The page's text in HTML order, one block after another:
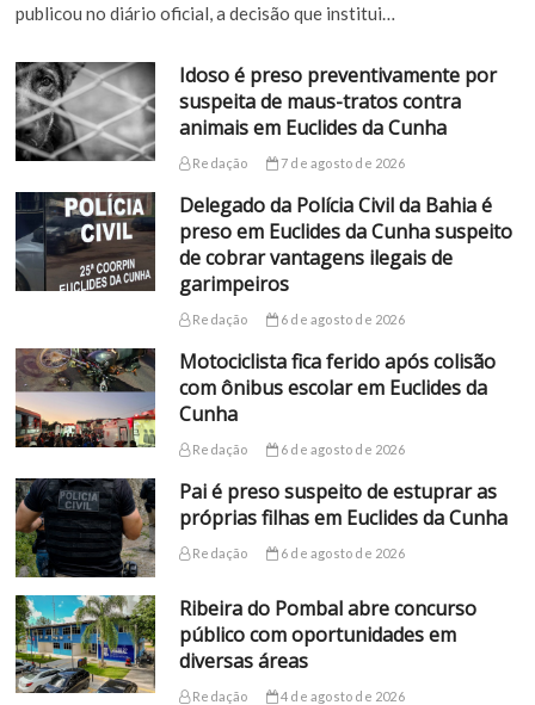
publicou no diário oficial, a decisão que institui…
Idoso é preso preventivamente por
suspeita de maus-tratos contra
animais em Euclides da Cunha
Redação 7 de agosto de 2026
Delegado da Polícia Civil da Bahia é
preso em Euclides da Cunha suspeito
de cobrar vantagens ilegais de
garimpeiros
Redação 6 de agosto de 2026
Motociclista fica ferido após colisão
com ônibus escolar em Euclides da
Cunha
Redação 6 de agosto de 2026
Pai é preso suspeito de estuprar as
próprias filhas em Euclides da Cunha
Redação 6 de agosto de 2026
Ribeira do Pombal abre concurso
público com oportunidades em
diversas áreas
Redação 4 de agosto de 2026